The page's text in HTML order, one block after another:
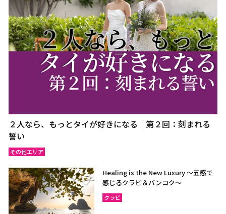
２人なら、もっとタイが好きになる｜第２回：刻まれる
誓い
その他エリア
Healing is the New Luxury ～五感で
感じるクラビ＆バンコク～
クラビ